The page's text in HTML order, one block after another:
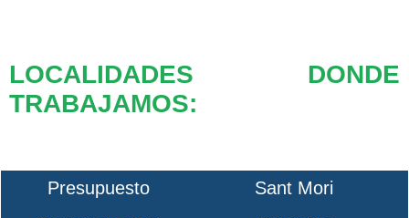
LOCALIDADES DONDE
TRABAJAMOS:
Presupuesto
Sant Mori